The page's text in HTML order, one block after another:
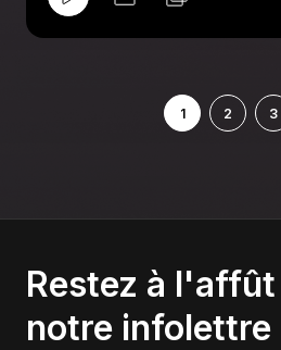
1 2 3
Restez à
notre infolettre